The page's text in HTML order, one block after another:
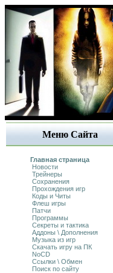
Меню Сайта
Главная страница
Новости
Трейнеры
Сохранения
Прохождения игр
Коды и Читы
Флеш игры
Патчи
Программы
Секреты и тактика
Аддоны \ Дополнения
Музыка из игр
Скачать игру на ПК
NoCD
Ссылки \ Обмен
Поиск по сайту